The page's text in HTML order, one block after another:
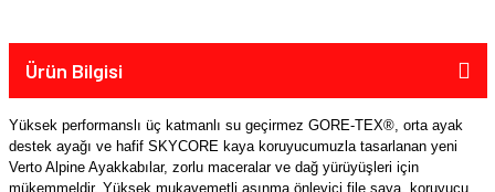
Ürün Bilgisi
Yüksek performanslı üç katmanlı su geçirmez GORE-TEX®, orta ayak
destek ayağı ve hafif SKYCORE kaya koruyucumuzla tasarlanan yeni
Verto Alpine Ayakkabılar, zorlu maceralar ve dağ yürüyüşleri için
mükemmeldir. Yüksek mukavemetli aşınma önleyici file saya, koruyucu